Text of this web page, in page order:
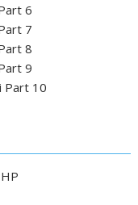
6
7
8
9
Part 10